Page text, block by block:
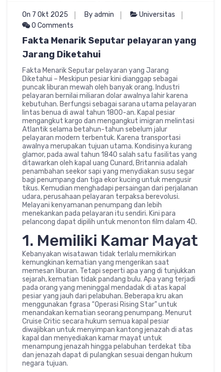
On 7 Okt 2025 By admin
Universitas
0 Comments
Fakta Menarik Seputar pelayaran yang
Jarang Diketahui
Fakta Menarik Seputar pelayaran yang Jarang
Diketahui – Meskipun pesiar kini dianggap sebagai
puncak liburan mewah oleh banyak orang. Industri
pelayaran bernilai miliaran dolar awalnya lahir karena
kebutuhan. Berfungsi sebagai sarana utama pelayaran
lintas benua di awal tahun 1800-an. Kapal pesiar
mengangkut kargo dan mengangkut imigran melintasi
Atlantik selama betahun-tahun sebelum jalur
pelayaran modern terbentuk. Karena transportasi
awalnya merupakan tujuan utama. Kondisinya kurang
glamor, pada awal tahun 1840 salah satu fasilitas yang
ditawarkan oleh kapal uang Cunard, Britannia adalah
penambahan seekor sapi yang menydiakan susu segar
bagi penumpang dan tiga ekor kucing untuk mengusir
tikus. Kemudian menghadapi persaingan dari perjalanan
udara, perusahaan pelayaran terpaksa berevolusi.
Melayani kenyamanan penumpang dan lebih
menekankan pada pelayaran itu sendiri. Kini para
pelancong dapat dipilih untuk menonton film dalam 4D.
1. Memiliki Kamar Mayat
Kebanyakan wisatawan tidak terlalu memikirkan
kemungkinan kematian yang mengerikan saat
memesan liburan. Tetapi seperti apa yang di tunjukkan
sejarah, kematian tidak pandang bulu. Apa yang terjadi
pada orang yang meninggal mendadak di atas kapal
pesiar yang jauh dari pelabuhan. Beberapa kru akan
menggunakan fgrasa “Operasi Rising Star” untuk
menandakan kematian seorang penumpang. Menurut
Cruise Critic secara hukum semua kapal pesiar
diwajibkan untuk menyimpan kantong jenazah di atas
kapal dan menyediakan kamar mayat untuk
menampung jenazah hingga pelabuhan terdekat tiba
dan jenazah dapat di pulangkan sesuai dengan hukum
negara tujuan.